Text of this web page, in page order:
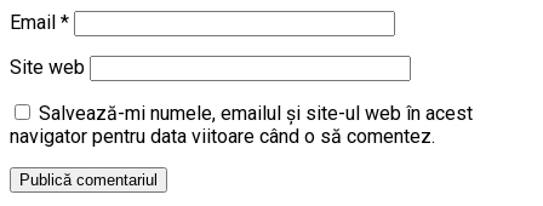
Email *
Site web
Salvează-mi numele, emailul și site-ul web în acest
navigator pentru data viitoare când o să comentez.